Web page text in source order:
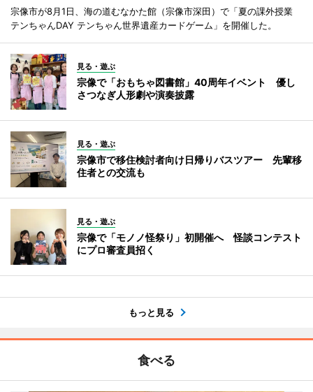
宗像市が8月1日、海の道むなかた館（宗像市深田）で「夏の課外授業
テンちゃんDAY テンちゃん世界遺産カードゲーム」を開催した。
見る・遊ぶ
宗像で「おもちゃ図書館」40周年イベント 優し
さつなぎ人形劇や演奏披露
見る・遊ぶ
宗像市で移住検討者向け日帰りバスツアー 先輩移
住者との交流も
見る・遊ぶ
宗像で「モノノ怪祭り」初開催へ 怪談コンテスト
にプロ審査員招く
もっと見る
食べる